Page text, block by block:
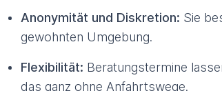
Anonymität und Diskretion: Sie
gewohnten Umgebung.
Flexibilität: Beratungstermine
das ganz ohne Anfahrtswege.